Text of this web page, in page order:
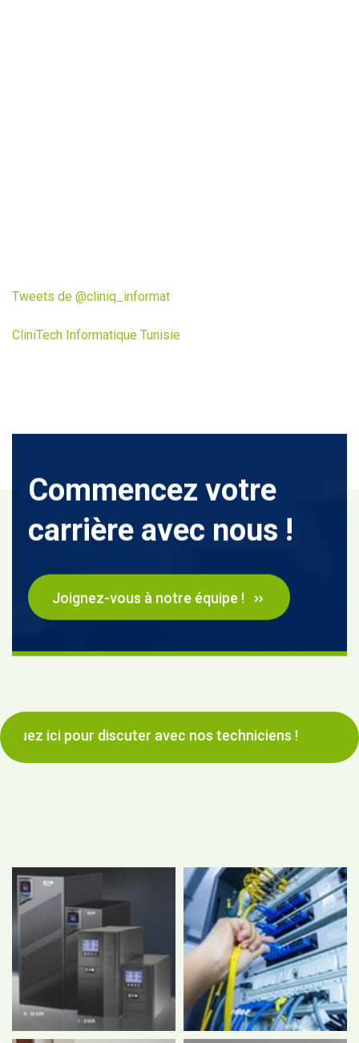
Tweets de @cliniq_informat
CliniTech Informatique Tunisie
Commencez votre
carrière avec nous !
Joignez-vous à notre équipe !
discuter avec nos techniciens !